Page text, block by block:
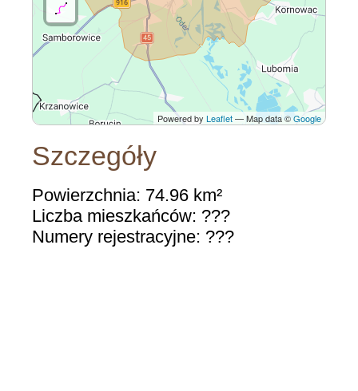
Powered by Leaflet— Map data ©Google
Szczegóły
Powierzchnia: 74.96 km²
Liczba mieszkańców: ???
Numery rejestracyjne: ???